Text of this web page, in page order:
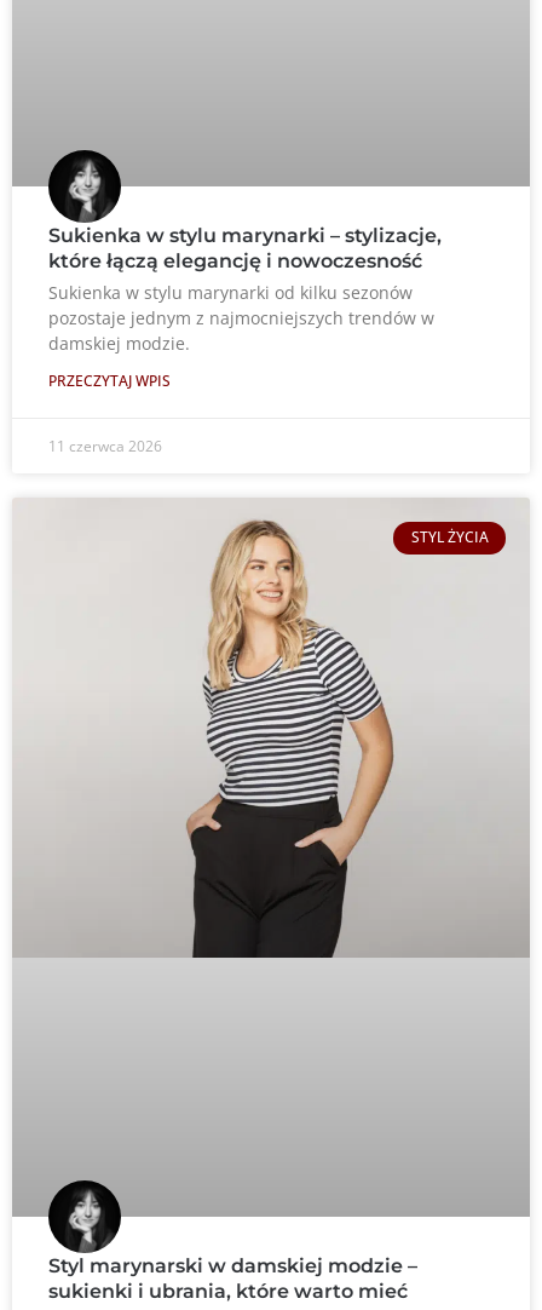
Sukienka w stylu marynarki – stylizacje,
które łączą elegancję i nowoczesność
Sukienka w stylu marynarki od kilku sezonów
pozostaje jednym z najmocniejszych trendów w
damskiej modzie.
PRZECZYTAJ WPIS
11 czerwca 2026
STYL ŻYCIA
Styl marynarski w damskiej modzie –
sukienki i ubrania, które warto mieć